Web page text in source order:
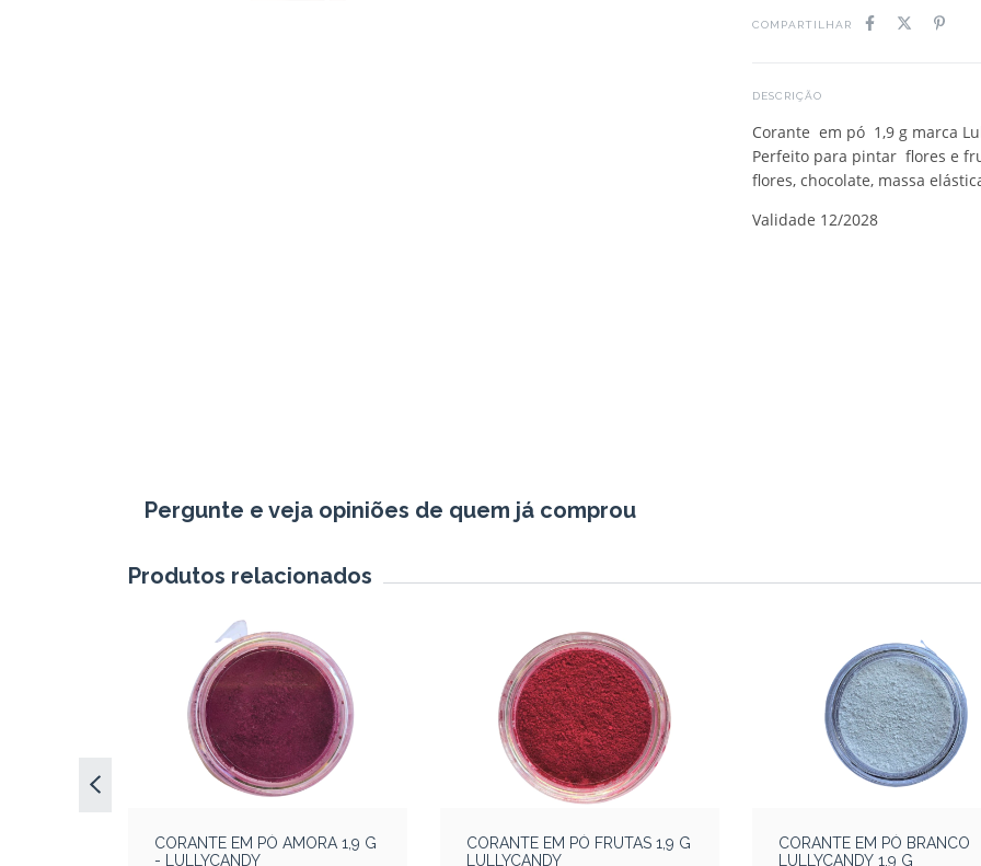
COMPARTILHAR
DESCRIÇÃO
Corante em pó 1,9 g marca
Perfeito para pintar flores e
flores, chocolate, massa
Validade 12/2028
Pergunte e veja opiniões de quem já comprou
Produtos relacionados
CORANTE EM PÓ AMORA 1,9 G
- LULLYCANDY
CORANTE EM PÓ FRUTAS 1,9 G
LULLYCANDY
CORANTE EM PÓ BRANCO
LULLYCANDY 1,9 G